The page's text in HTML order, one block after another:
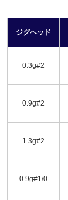
ジグヘッド
0.3g#2
0.9g#2
1.3g#2
0.9g#1/0